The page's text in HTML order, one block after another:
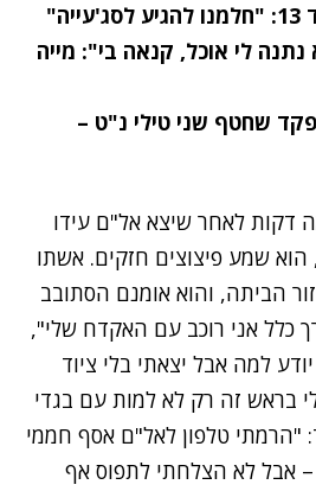
לי אוכל, קנאה בי": מייה
שחטף שני טילי נ"ט –
כמה דקות לאחר שיצא אל"ם עידו
הוא שמע פיצוצים חזקים. אשתו
הביתה, והוא אומנם הסתובב
כלל אני רוכב עם האקדח שלי",
למה אבל יצאתי בלי ציוד
בראש זה רק לא למות עם בגדי
"הרמתי טלפון לאל"ם אסף חממי
אבל לא הצלחתי לתפוס אף